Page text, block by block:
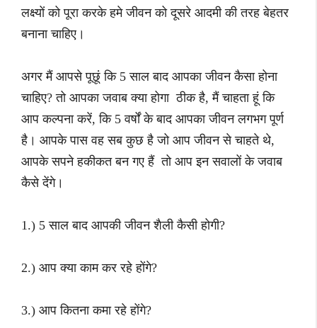
लक्ष्यों को पूरा करके हमे जीवन को दूसरे आदमी की तरह बेहतर
बनाना चाहिए।
अगर मैं आपसे पूछूं कि 5 साल बाद आपका जीवन कैसा होना
चाहिए? तो आपका जवाब क्या होगा ठीक है, मैं चाहता हूं कि
आप कल्पना करें, कि 5 वर्षों के बाद आपका जीवन लगभग पूर्ण
है। आपके पास वह सब कुछ है जो आप जीवन से चाहते थे,
आपके सपने हकीकत बन गए हैं तो आप इन सवालों के जवाब
कैसे देंगे।
1.) 5 साल बाद आपकी जीवन शैली कैसी होगी?
2.) आप क्या काम कर रहे होंगे?
3.) आप कितना कमा रहे होंगे?